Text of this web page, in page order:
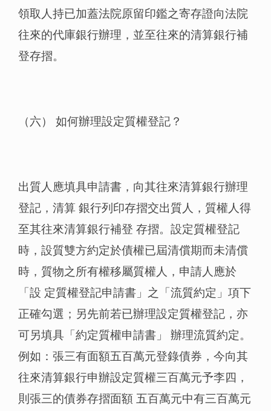
領取人持已加蓋法院原留印鑑之寄存證向法院
往來的代庫銀行辦理，並至往來的清算銀行補
登存摺。
（六） 如何辦理設定質權登記？
出質人應填具申請書，向其往來清算銀行辦理
登記，清算 銀行列印存摺交出質人，質權人得
至其往來清算銀行補登 存摺。設定質權登記
時，設質雙方約定於債權已屆清償期而未清償
時，質物之所有權移屬質權人，申請人應於
「設 定質權登記申請書」之「流質約定」項下
正確勾選；另先前若已辦理設定質權登記，亦
可另填具「約定質權申請書」 辦理流質約定。
例如：張三有面額五百萬元登錄債券，今向其
往來清算銀行申辦設定質權三百萬元予李四，
則張三的債券存摺面額 五百萬元中有三百萬元